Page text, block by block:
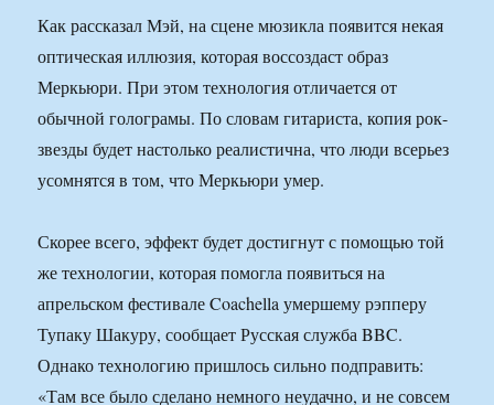
Как рассказал Мэй, на сцене мюзикла появится некая
оптическая иллюзия, которая воссоздаст образ
Меркьюри. При этом технология отличается от
обычной голограмы. По словам гитариста, копия рок-
звезды будет настолько реалистична, что люди всерьез
усомнятся в том, что Меркьюри умер.
Скорее всего, эффект будет достигнут с помощью той
же технологии, которая помогла появиться на
апрельском фестивале Coachella умершему рэпперу
Тупаку Шакуру, сообщает Русская служба BBC.
Однако технологию пришлось сильно подправить:
«Там все было сделано немного неудачно, и не совсем